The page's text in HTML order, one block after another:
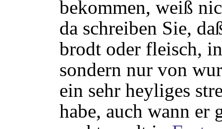
bekommen, weiß
da schreiben Sie,
brodt oder fleisch,
sondern nur von
ein sehr heyliges
habe, auch wann er